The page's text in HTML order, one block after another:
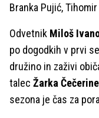
Branka Pujić,
Odvetnik Miloš
po dogodkih v prvi
družino in zaživi
talec Žarka Čečerine
sezona je čas za